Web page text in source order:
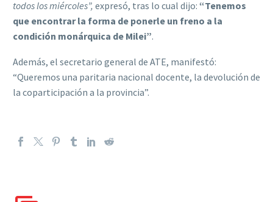
todos los miércoles”, expresó, tras lo cual dijo: “Tenemos
que encontrar la forma de ponerle un freno a la
condición monárquica de Milei”.
Además, el secretario general de ATE, manifestó:
“Queremos una paritaria nacional docente, la devolución de
la coparticipación a la provincia”.